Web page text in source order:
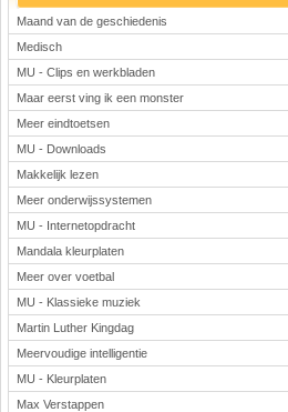
Maand van de geschiedenis
Medisch
MU - Clips en werkbladen
Maar eerst ving ik een monster
Meer eindtoetsen
MU - Downloads
Makkelijk lezen
Meer onderwijssystemen
MU - Internetopdracht
Mandala kleurplaten
Meer over voetbal
MU - Klassieke muziek
Martin Luther Kingdag
Meervoudige intelligentie
MU - Kleurplaten
Max Verstappen